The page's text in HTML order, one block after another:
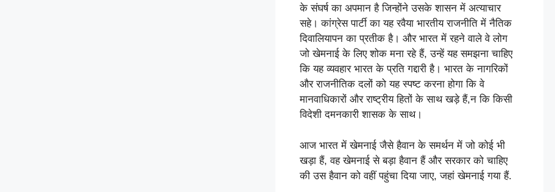
के संघर्ष का अपमान है जिन्होंने उसके शासन में अत्याचार
सहे। कांग्रेस पार्टी का यह रवैया भारतीय राजनीति में नैतिक
दिवालियापन का प्रतीक है। और भारत में रहने वाले वे लोग
जो खेमनाई के लिए शोक मना रहे हैं, उन्हें यह समझना चाहिए
कि यह व्यवहार भारत के प्रति गद्दारी है। भारत के नागरिकों
और राजनीतिक दलों को यह स्पष्ट करना होगा कि वे
मानवाधिकारों और राष्ट्रीय हितों के साथ खड़े हैं,न कि किसी
विदेशी दमनकारी शासक के साथ।
आज भारत में खेमनाई जैसे हैवान के समर्थन में जो कोई भी
खड़ा हैं, वह खेमनाई से बड़ा हैवान हैं और सरकार को चाहिए
की उस हैवान को वहीं पहुंचा दिया जाए, जहां खेमनाई गया हैं.